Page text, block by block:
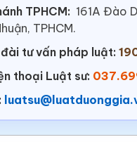
TPHCM: 161A Đào
TPHCM.
tư vấn pháp luật:
thoại Luật sư: